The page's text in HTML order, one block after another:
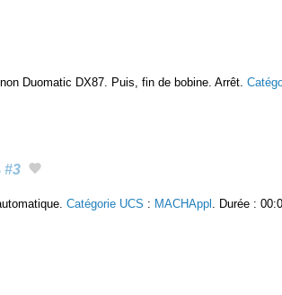
Duomatic DX87. Puis, fin de bobine. Arrêt.
#3
Catégorie UCS : MACHAppl . Durée :